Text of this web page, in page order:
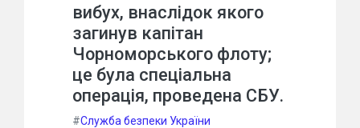
вибух, внаслідок якого
загинув капітан
Чорноморського флоту;
це була спеціальна
операція, проведена СБУ.
#Служба безпеки України